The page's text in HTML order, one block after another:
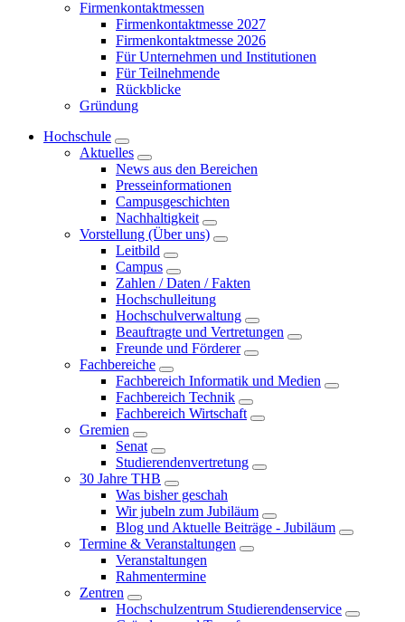
Firmenkontaktmessen
Firmenkontaktmesse 2027
Firmenkontaktmesse 2026
Für Unternehmen und Institutionen
Für Teilnehmende
Rückblicke
Gründung
Hochschule
Aktuelles
News aus den Bereichen
Presseinformationen
Campusgeschichten
Nachhaltigkeit
Vorstellung (Über uns)
Leitbild
Campus
Zahlen / Daten / Fakten
Hochschulleitung
Hochschulverwaltung
Beauftragte und Vertretungen
Freunde und Förderer
Fachbereiche
Fachbereich Informatik und Medien
Fachbereich Technik
Fachbereich Wirtschaft
Gremien
Senat
Studierendenvertretung
30 Jahre THB
Was bisher geschah
Wir jubeln zum Jubiläum
Blog und Aktuelle Beiträge - Jubiläum
Termine & Veranstaltungen
Veranstaltungen
Rahmentermine
Zentren
Hochschulzentrum Studierendenservice